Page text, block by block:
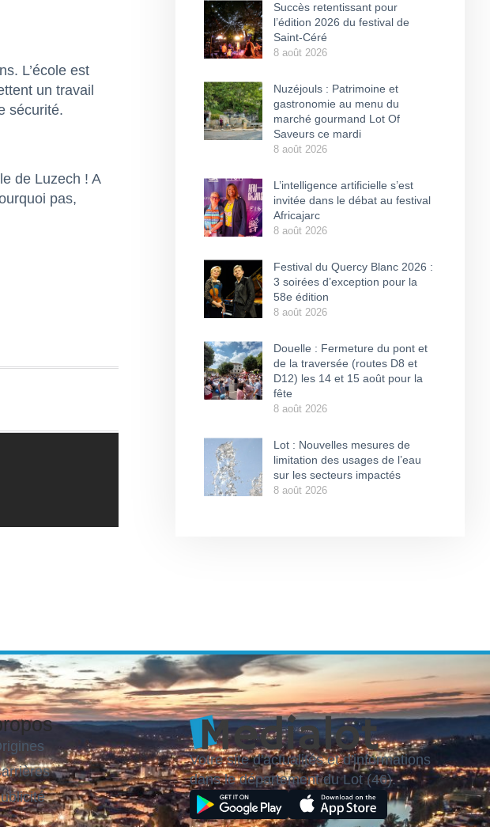
L’école est
un travail
sécurité.
de Luzech ! A
pas,
Succès retentissant pour
l’édition 2026 du festival de
Saint-Céré
8 août 2026
Nuzéjouls : Patrimoine et
gastronomie au menu du
marché gourmand Lot Of
Saveurs ce mardi
8 août 2026
L’intelligence artificielle s’est
invitée dans le débat au festival
Africajarc
8 août 2026
Festival du Quercy Blanc 2026 :
3 soirées d’exception pour la
58e édition
8 août 2026
Douelle : Fermeture du pont et
de la traversée (routes D8 et
D12) les 14 et 15 août pour la
fête
8 août 2026
Lot : Nouvelles mesures de
limitation des usages de l’eau
sur les secteurs impactés
8 août 2026
Votre site d'actualités et d'informations
dans le département du Lot (46).